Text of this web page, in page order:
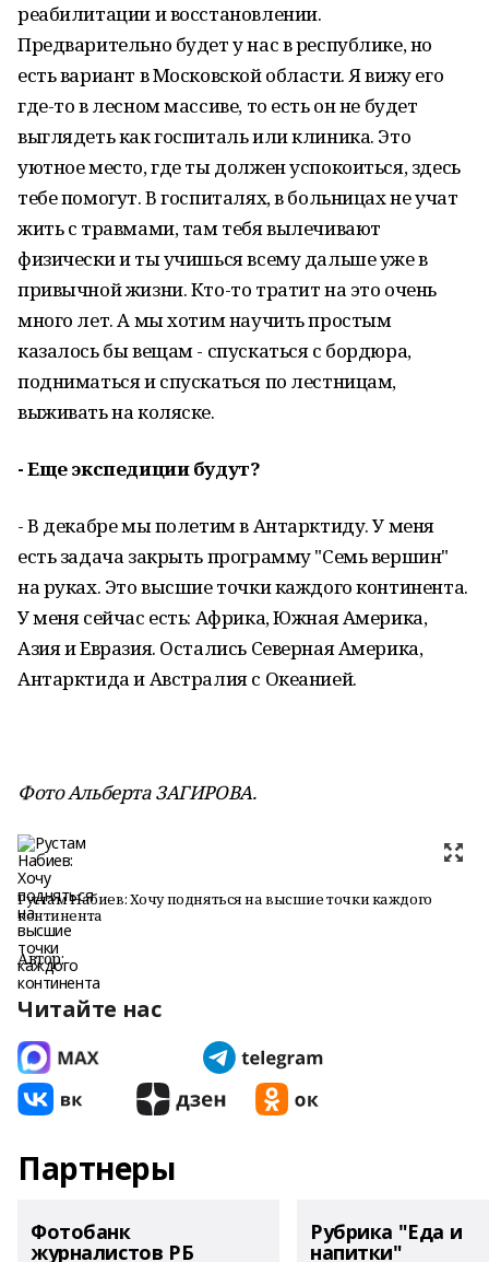
реабилитации и восстановлении.
Предварительно будет у нас в республике, но
есть вариант в Московской области. Я вижу его
где-то в лесном массиве, то есть он не будет
выглядеть как госпиталь или клиника. Это
уютное место, где ты должен успокоиться, здесь
тебе помогут. В госпиталях, в больницах не учат
жить с травмами, там тебя вылечивают
физически и ты учишься всему дальше уже в
привычной жизни. Кто-то тратит на это очень
много лет. А мы хотим научить простым
казалось бы вещам - спускаться с бордюра,
подниматься и спускаться по лестницам,
выживать на коляске.
- Еще экспедиции будут?
- В декабре мы полетим в Антарктиду. У меня
есть задача закрыть программу "Семь вершин"
на руках. Это высшие точки каждого континента.
У меня сейчас есть: Африка, Южная Америка,
Азия и Евразия. Остались Северная Америка,
Антарктида и Австралия с Океанией.
Фото Альберта ЗАГИРОВА.
Рустам Набиев: Хочу подняться на высшие точки каждого
континента
Автор:
Читайте нас
Партнеры
Фотобанк
журналистов РБ
Рубрика "Еда и
напитки"